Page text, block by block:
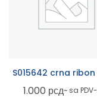
S015642 crna
1.000 рсд~ sa